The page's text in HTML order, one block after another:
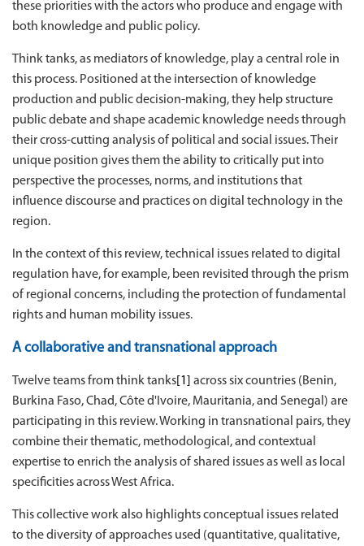
these priorities with the actors who produce and engage with
both knowledge and public policy.
Think tanks, as mediators of knowledge, play a central role in
this process. Positioned at the intersection of knowledge
production and public decision-making, they help structure
public debate and shape academic knowledge needs through
their cross-cutting analysis of political and social issues. Their
unique position gives them the ability to critically put into
perspective the processes, norms, and institutions that
influence discourse and practices on digital technology in the
region.
In the context of this review, technical issues related to digital
regulation have, for example, been revisited through the prism
of regional concerns, including the protection of fundamental
rights and human mobility issues.
A collaborative and transnational approach
Twelve teams from think tanks [1]
across six countries (Benin,
Burkina Faso, Chad, Côte d'Ivoire, Mauritania, and Senegal) are
participating in this review. Working in transnational pairs, they
combine their thematic, methodological, and contextual
expertise to enrich the analysis of shared issues as well as local
specificities across West Africa.
This collective work also highlights conceptual issues related
to the diversity of approaches used (quantitative, qualitative,